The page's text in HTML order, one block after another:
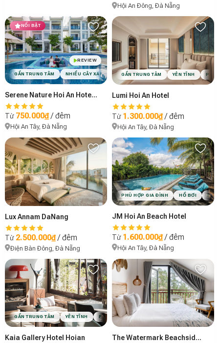
Hội An Đông, Đà Nẵng
NỔI BẬT
REVIEW
GẦN TRUNG TÂM NHIỀU CÂY XANH PHÙ HỢP CẶP ĐÔI PHÙ HỢP GIA
Serene Nature Hoi An Hotel & Spa
Từ 750.000₫/ đêm
Hội An Tây, Đà Nẵng
GẦN TRUNG TÂM YÊN TĨNH PHÙ
Lumi Hoi An Hotel
Từ 1.300.000₫/ đêm
Hội An Tây, Đà Nẵng
Lux Annam DaNang
Từ 2.500.000₫/ đêm
Điện Bàn Đông, Đà Nẵng
PHÙ HỢP GIA ĐÌNH HỒ BƠI PHÙ
JM Hoi An Beach Hotel
Từ 1.600.000₫/ đêm
Hội An Tây, Đà Nẵng
GẦN TRUNG TÂM YÊN TĨNH PHÙ HỢP CẶP ĐÔI CÓ CHỖ ĐẬU XE VIBE
Kaia Gallery Hotel Hoian The Watermark Beachside Hotel